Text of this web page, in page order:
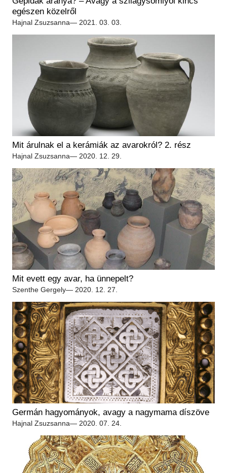
egészen közelről
Hajnal Zsuzsanna— 2021. 03. 03.
Mit árulnak el a kerámiák az avarokról? 2. rész
Hajnal Zsuzsanna— 2020. 12. 29.
Mit evett egy avar, ha ünnepelt?
Szenthe Gergely— 2020. 12. 27.
Germán hagyományok, avagy a nagymama díszöve
Hajnal Zsuzsanna— 2020. 07. 24.